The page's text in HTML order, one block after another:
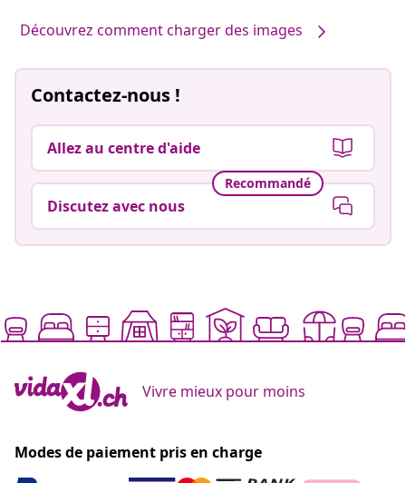
Découvrez comment charger des images
Contactez-nous !
Allez au centre d'aide
Recommandé
Discutez avec nous
Vivre mieux pour moins
Modes de paiement pris en charge